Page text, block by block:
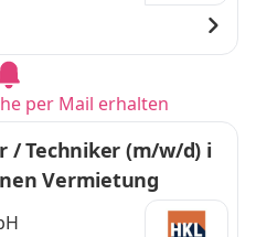
per Mail erhalten
/ Techniker (m/w/d) i
Vermietung